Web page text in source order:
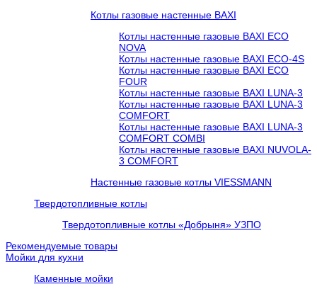
Котлы газовые настенные BAXI
Котлы настенные газовые BAXI ECO
NOVA
Котлы настенные газовые BAXI ECO-4S
Котлы настенные газовые BAXI ECO
FOUR
Котлы настенные газовые BAXI LUNA-3
Котлы настенные газовые BAXI LUNA-3
COMFORT
Котлы настенные газовые BAXI LUNA-3
COMFORT COMBI
Котлы настенные газовые BAXI NUVOLA-
3 COMFORT
Настенные газовые котлы VIESSMANN
Твердотопливные котлы
Твердотопливные котлы «Добрыня» УЗПО
Рекомендуемые товары
Мойки для кухни
Каменные мойки